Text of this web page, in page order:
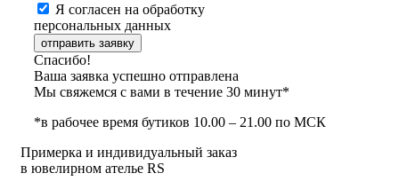
Я согласен на обработку
персональных данных
отправить заявку
Спасибо!
Ваша заявка успешно отправлена
Мы свяжемся с вами в течение 30 минут*
*в рабочее время бутиков 10.00 – 21.00 по МСК
Примерка и индивидуальный заказ
в ювелирном ателье RS